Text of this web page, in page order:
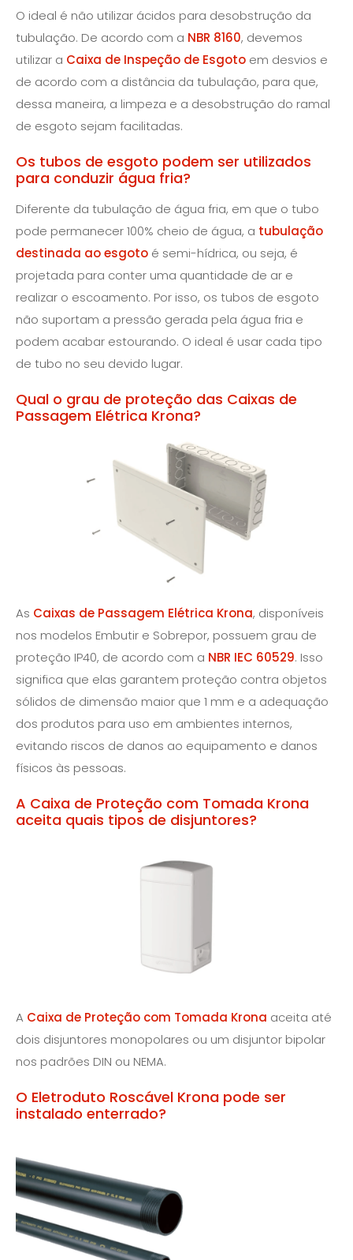
O ideal é não utilizar ácidos para desobstrução da
tubulação. De acordo com a NBR 8160, devemos
utilizar a Caixa de Inspeção de Esgoto em desvios e
de acordo com a distância da tubulação, para que,
dessa maneira, a limpeza e a desobstrução do ramal
de esgoto sejam facilitadas.
Os tubos de esgoto podem ser utilizados
para conduzir água fria?
Diferente da tubulação de água fria, em que o tubo
pode permanecer 100% cheio de água, a tubulação
destinada ao esgoto é semi-hídrica, ou seja, é
projetada para conter uma quantidade de ar e
realizar o escoamento. Por isso, os tubos de esgoto
não suportam a pressão gerada pela água fria e
podem acabar estourando. O ideal é usar cada tipo
de tubo no seu devido lugar.
Qual o grau de proteção das Caixas de
Passagem Elétrica Krona?
As Caixas de Passagem Elétrica Krona, disponíveis
nos modelos Embutir e Sobrepor, possuem grau de
proteção IP40, de acordo com a NBR IEC 60529. Isso
significa que elas garantem proteção contra objetos
sólidos de dimensão maior que 1 mm e a adequação
dos produtos para uso em ambientes internos,
evitando riscos de danos ao equipamento e danos
físicos às pessoas.
A Caixa de Proteção com Tomada Krona
aceita quais tipos de disjuntores?
A Caixa de Proteção com Tomada Krona aceita até
dois disjuntores monopolares ou um disjuntor bipolar
nos padrões DIN ou NEMA.
O Eletroduto Roscável Krona pode ser
instalado enterrado?